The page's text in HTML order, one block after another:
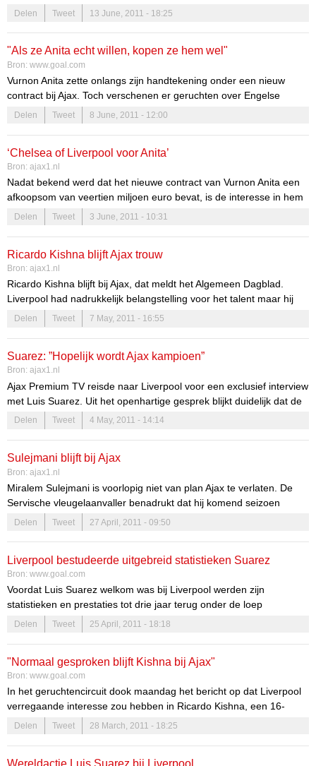
kampioensmedaille opgestuurd.
Delen Tweet 13 June, 2011 - 18:25
"Als ze Anita echt willen, kopen ze hem wel"
Bron: www.goal.com
Vurnon Anita zette onlangs zijn handtekening onder een nieuw
contract bij Ajax. Toch verschenen er geruchten over Engelse
interesse. Een vertrek is echter niet aan de orde.
Delen Tweet 8 June, 2011 - 12:00
‘Chelsea of Liverpool voor Anita’
Bron: ajax1.nl
Nadat bekend werd dat het nieuwe contract van Vurnon Anita een
afkoopsom van veertien miljoen euro bevat, is de interesse in hem
alleen maar toegenomen. Dit meldt de Engelse tabloid
haar eigen website. De Engelse topclubs Chelsea en Liverpool zijn
Delen Tweet 3 June, 2011 - 10:31
Ricardo Kishna blijft Ajax trouw
Bron: ajax1.nl
Ricardo Kishna blijft bij Ajax, dat meldt het Algemeen Dagblad.
Liverpool had nadrukkelijk belangstelling voor het talent maar hij
kiest voor een langer verblijf bij de club.
Kishna kwam twee jaar geleden over uit de jeugdopleiding van ADO
Den Haag. De 16-jarige aanvaller maakte tot nu grote indruk en
wordt gezien als een van de grootste talenten van zijn lichting. Ajax
heeft hem een aanbieding gedaan waarmee hij zich nog drie
seizoenen kan binden aan de club.
Delen Tweet 7 May, 2011 - 16:55
Suarez: ”Hopelijk wordt Ajax kampioen”
Bron: ajax1.nl
Ajax Premium TV reisde naar Liverpool voor een exclusief interview
met Luis Suarez. Uit het openhartige gesprek blijkt duidelijk dat de
Uruguayaan zijn oude club mist. De oud-Ajacied leeft fanatiek mee
met de titelstrijd. ,,Hopelijk wordt Ajax kampioen”, vertelt Suarez.
Delen Tweet 4 May, 2011 - 14:14
Sulejmani blijft bij Ajax
Bron: ajax1.nl
Miralem Sulejmani is voorlopig niet van plan Ajax te verlaten. De
Servische vleugelaanvaller benadrukt dat hij komend seizoen
‘gewoon’ in Amsterdam blijft.
“Ik kan nu al zeggen dat ik volgend seizoen gewoon bij Ajax speel”,
verklaart Sulejmani in het magazine vanNUsport.”Het wordt mijn
vierde seizoen, maar waarschijnlijk het eerste waarin ik vanaf de
eerste wedstrijd alles speel.”
Belangstelling
Delen Tweet 27 April, 2011 - 09:50
Liverpool bestudeerde uitgebreid statistieken Suarez
Bron: www.goal.com
Voordat Luis Suarez welkom was bij Liverpool werden zijn
statistieken en prestaties tot drie jaar terug onder de loep
gehouden. Daardoor wilde de club hem graag naar Anfield halen.
Delen Tweet 25 April, 2011 - 18:18
"Normaal gesproken blijft Kishna bij Ajax"
Bron: www.goal.com
In het geruchtencircuit dook maandag het bericht op dat Liverpool
verregaande interesse zou hebben in Ricardo Kishna, een 16-
jarige speler uit de jeugdopleiding van Ajax.
Delen Tweet 28 March, 2011 - 18:25
Wereldactie Luis Suarez bij Liverpool